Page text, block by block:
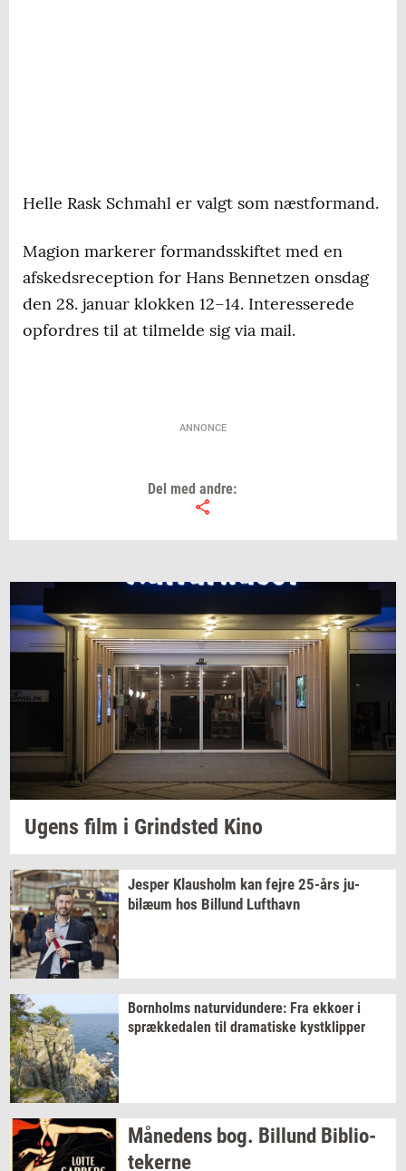
Helle Rask Schmahl er valgt som næstformand.
Magion markerer formandsskiftet med en
afskedsreception for Hans Bennetzen onsdag
den 28. januar klokken 12–14. Interesserede
opfordres til at tilmelde sig via mail.
ANNONCE
Del med andre:
Ugens film i Grind­sted Kino
Jes­per Klaus­holm kan fejre 25-års ju­
bilæum hos Bil­lund Luft­havn
Born­holms na­tur­vi­dun­de­re: Fra ek­ko­er i
spræk­ke­da­len til dra­ma­ti­ske kyst­klip­per
Må­ne­dens bog. Bil­lund Bi­bli­o­
te­ker­ne